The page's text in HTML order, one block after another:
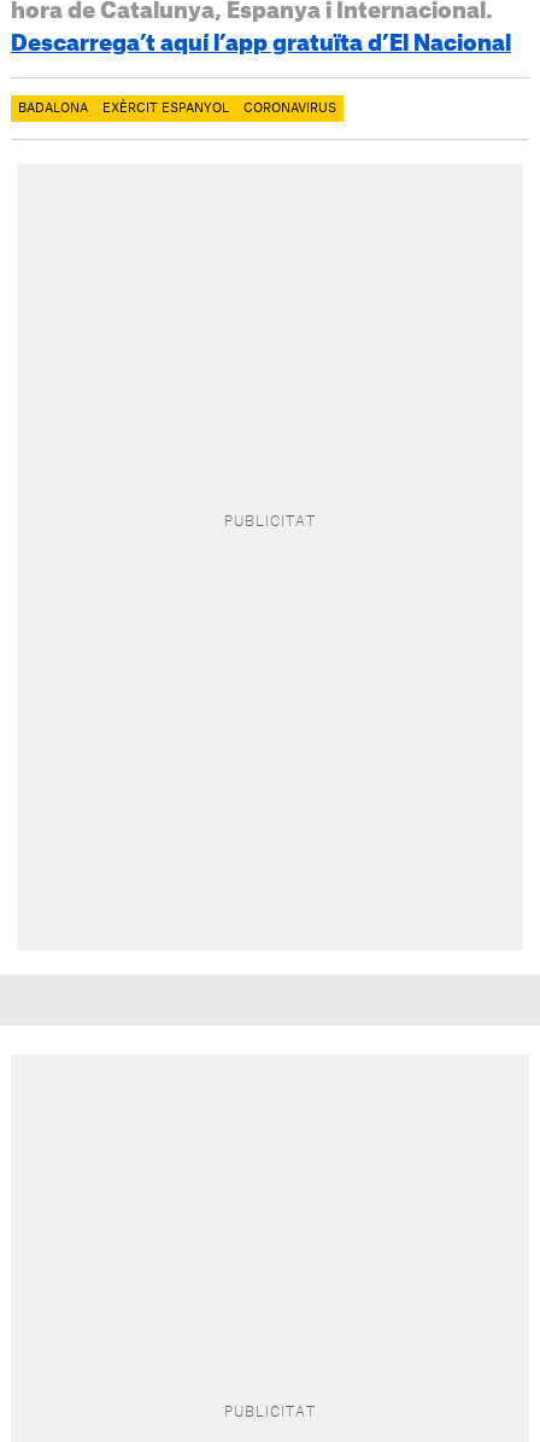
hora de Catalunya, Espanya i Internacional.
Descarrega’t aquí l’app gratuïta d’El Nacional
BADALONA EXÈRCIT ESPANYOL CORONAVIRUS